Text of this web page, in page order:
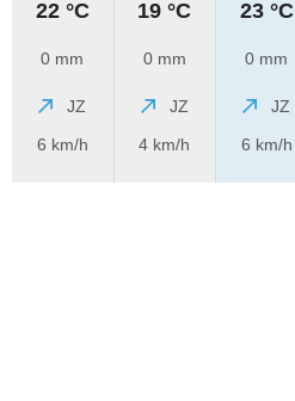
22 °C
0 mm
JZ
6 km/h
19 °C
0 mm
JZ
4 km/h
23 °C
0 mm
JZ
6 km/h